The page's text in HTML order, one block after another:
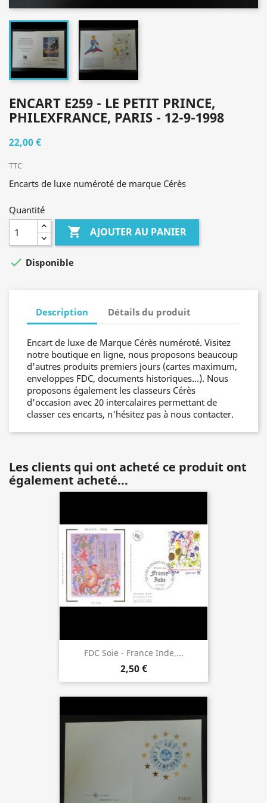
ENCART E259 - LE PETIT PRINCE,
PHILEXFRANCE, PARIS - 12-9-1998
22,00 €
TTC
Encarts de luxe numéroté de marque Cérès
Quantité
 AJOUTER AU PANIER
 Disponible
Description Détails du produit
Encart de luxe de Marque Cérès numéroté. Visitez
notre boutique en ligne, nous proposons beaucoup
d'autres produits premiers jours (cartes maximum,
enveloppes FDC, documents historiques…). Nous
proposons également les classeurs Cérès
d'occasion avec 20 intercalaires permettant de
classer ces encarts, n'hésitez pas à nous contacter.
Les clients qui ont acheté ce produit ont
également acheté...
FDC Soie - France Inde,...
2,50 €